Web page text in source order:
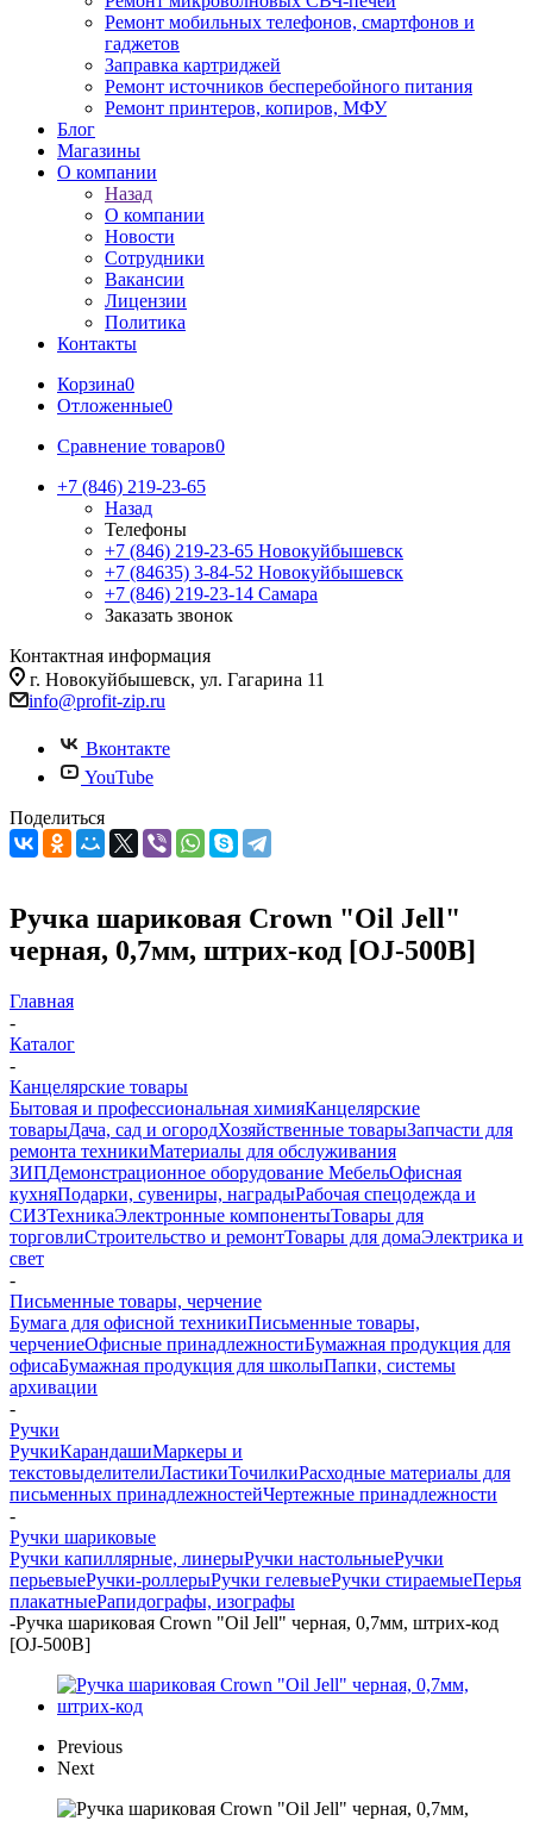
Ремонт мобильных телефонов, смартфонов и
гаджетов
Заправка картриджей
Ремонт источников бесперебойного питания
Ремонт принтеров, копиров, МФУ
Блог
Магазины
О компании
Назад
О компании
Новости
Сотрудники
Вакансии
Лицензии
Политика
Контакты
Корзина0
Отложенные0
Сравнение товаров0
+7 (846) 219-23-65
Назад
Телефоны
+7 (846) 219-23-65 Новокуйбышевск
+7 (84635) 3-84-52 Новокуйбышевск
+7 (846) 219-23-14 Самара
Заказать звонок
Контактная информация
г. Новокуйбышевск, ул. Гагарина 11
info@profit-zip.ru
Вконтакте
YouTube
Поделиться
Ручка шариковая Crown "Oil Jell"
черная, 0,7мм, штрих-код [OJ-500B]
Главная
-
Каталог
-
Канцелярские товары
Бытовая и профессиональная химияКанцелярские
товарыДача, сад и огородХозяйственные товарыЗапчасти для
ремонта техникиМатериалы для обслуживания
ЗИПДемонстрационное оборудование МебельОфисная
кухняПодарки, сувениры, наградыРабочая спецодежда и
СИЗТехникаЭлектронные компонентыТовары для
торговлиСтроительство и ремонтТовары для домаЭлектрика и
свет
-
Письменные товары, черчение
Бумага для офисной техникиПисьменные товары,
черчениеОфисные принадлежностиБумажная продукция для
офисаБумажная продукция для школыПапки, системы
архивации
-
Ручки
РучкиКарандашиМаркеры и
текстовыделителиЛастикиТочилкиРасходные материалы для
письменных принадлежностейЧертежные принадлежности
-
Ручки шариковые
Ручки капиллярные, линерыРучки настольныеРучки
перьевыеРучки-роллерыРучки гелевыеРучки стираемыеПерья
плакатныеРапидографы, изографы
-Ручка шариковая Crown "Oil Jell" черная, 0,7мм, штрих-код
[OJ-500B]
Previous
Next